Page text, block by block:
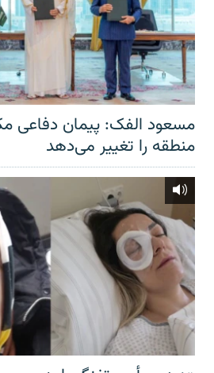
مسعود الفک: پیمان دفاعی
منطقه را تغییر می‌دهد